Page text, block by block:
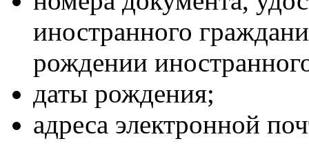
иностранного
рождении
даты рождения;
адреса электронной